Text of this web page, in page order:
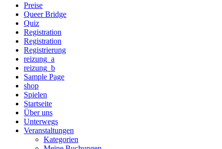
Preise
Queer Bridge
Quiz
Registration
Registration
Registrierung
reizung_a
reizung_b
Sample Page
shop
Spielen
Startseite
Über uns
Unterwegs
Veranstaltungen
Kategorien